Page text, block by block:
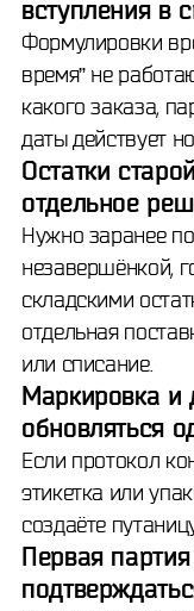
вступления в
Формулировки
время” не
какого заказа,
даты действует
Остатки
отдельное
Нужно заранее
незавершёнкой,
складскими
отдельная
или списание.
Маркировка
обновляться
Если протокол
этикетка или
создаёте
Первая